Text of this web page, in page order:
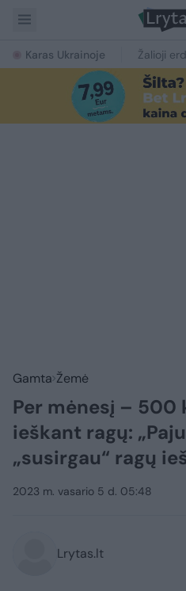
Karas Ukrainoje Žalioji
Gamta Žemė
Per mėnesį –
ieškant ragų:
„susirgau“ ragų
2023 m. vasario 5 d. 05:48
Lrytas.lt